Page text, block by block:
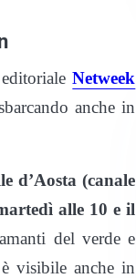
Netweek
anche in
d’Aosta (canale
alle 10 e il
del verde e
visibile anche in